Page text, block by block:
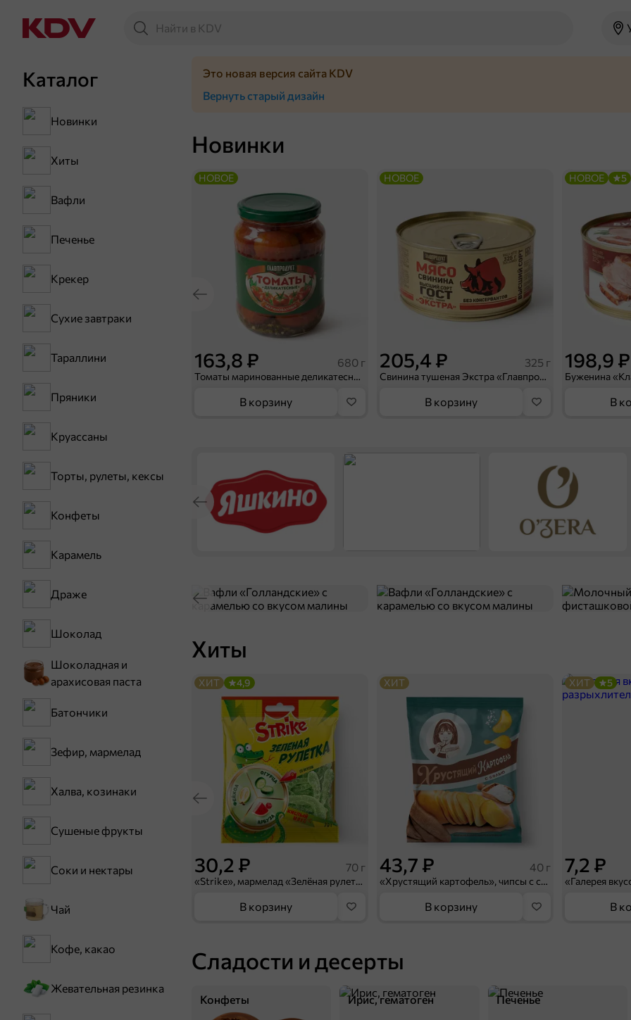
Каталог
Новинки
Хиты
Вафли
Печенье
Крекер
Сухие завтраки
Тараллини
Пряники
Круассаны
Торты, рулеты, кексы
Конфеты
Карамель
Драже
Шоколад
Шоколадная и
арахисовая паста
Батончики
Зефир, мармелад
Халва, козинаки
Сушеные фрукты
Соки и нектары
Чай
Кофе, какао
Жевательная резинка
Новинки
163,8 ₽ 680 г
Томаты маринованные деликатесные «Главпродукт», 680 г
НОВОЕ
В корзину
205,4 ₽ 325 г
Свинина тушеная Экстра «Главпродукт», 325 г
НОВОЕ
В корзину
198,9 ₽
НОВОЕ 5
В
Хиты
30,2 ₽ 70 г
«Strike», мармелад «Зелёная рулетка», 70 г
ХИТ 4,9
В корзину
43,7 ₽ 40 г
«Хрустящий картофель», чипсы с солью, произведены из свежего картофеля, 40 г
ХИТ
В корзину
7,2 ₽
ХИТ 5
В
Сладости и десерты
Конфеты Ирис, гематоген Печенье
Это новая версия сайта KDV
Вернуть старый дизайн